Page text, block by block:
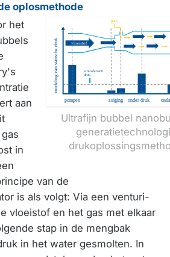
oplosmethode
Ultrafijn bubbel
het
aan
in
van de
is als volgt: Via een venturi-
vloeistof en het gas met elkaar
stap in de mengbak
in het water gesmolten. In